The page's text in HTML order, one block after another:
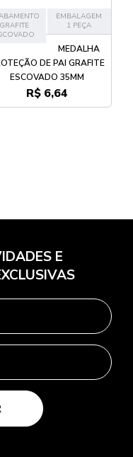
GRAFITE
EMBALAGEM
1 PEÇA
MEDALHA
DE PAI GRAFITE
ESCOVADO 35MM
R$ 6,64
E